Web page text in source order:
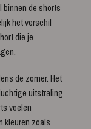
binnen de shorts
het verschil
die je
de zomer. Het
uitstraling
voelen
kleuren zoals